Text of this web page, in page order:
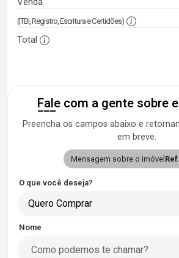
(ITBI, Registro, Escritura e Certidões)
Total
Fale com a gente sobre
Preencha os campos abaixo e
em breve.
Mensagem sobre o imóvel
O que você deseja?
Quero Comprar
Nome